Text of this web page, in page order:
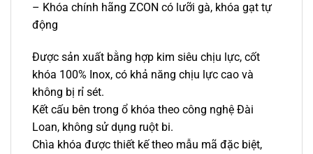
– Khóa chính hãng ZCON có lưỡi gà, khóa gạt tự
động
Được sản xuất bằng hợp kim siêu chịu lực, cốt
khóa 100% Inox, có khả năng chịu lực cao và
không bị rỉ sét.
Kết cấu bên trong ổ khóa theo công nghệ Đài
Loan, không sử dụng ruột bi.
Chìa khóa được thiết kế theo mẫu mã đặc biệt,